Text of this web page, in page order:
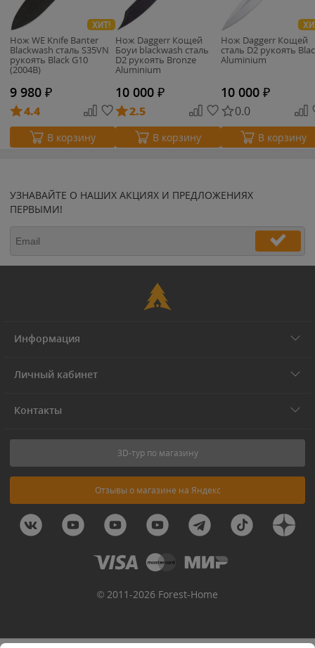
ХИТ!
Нож WE Knife Banter
Blackwash сталь S35VN
рукоять Black G10
(2004B)
9 980 ₽
4.4
В корзину
Нож Daggerr Кощей
Боуи blackwash сталь
D2 рукоять Bronze
Aluminium
10 000 ₽
2.5
В корзину
Нож Daggerr Кощей
сталь D2 рукоять
Aluminium
10 000 ₽
0.0
В корзину
УЗНАВАЙТЕ О НАШИХ АКЦИЯХ И ПРЕДЛОЖЕНИЯХ
ПЕРВЫМИ!
Информация
Личный кабинет
Контакты
3D-тур по магазину
Отзывы о магазине на Яндекс
© 2011-2026 Forest-Home